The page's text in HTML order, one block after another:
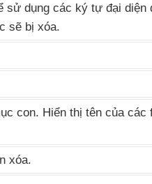
sử dụng các ký tự đại diện
sẽ bị xóa.
con. Hiển thị tên của các
xóa.